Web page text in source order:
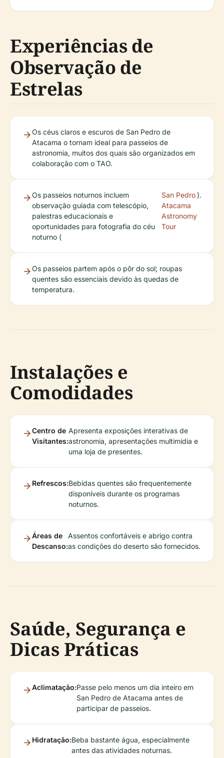
Experiências de
Observação de
Estrelas
Os céus claros e escuros de San Pedro de
Atacama o tornam ideal para passeios de
astronomia, muitos dos quais são organizados em
colaboração com o TAO.
Os passeios noturnos incluem
observação guiada com telescópio,
palestras educacionais e
oportunidades para fotografia do céu
noturno (
San Pedro
Atacama
Astronomy
Tour
).
Os passeios partem após o pôr do sol; roupas
quentes são essenciais devido às quedas de
temperatura.
Instalações e
Comodidades
Centro de
Visitantes:
Apresenta exposições interativas de
astronomia, apresentações multimídia e
uma loja de presentes.
Refrescos:Bebidas quentes são frequentemente
disponíveis durante os programas
noturnos.
Áreas de
Descanso:
Assentos confortáveis e abrigo contra
as condições do deserto são fornecidos.
Saúde, Segurança e
Dicas Práticas
Aclimatação:Passe pelo menos um dia inteiro em
San Pedro de Atacama antes de
participar de passeios.
Hidratação:Beba bastante água, especialmente
antes das atividades noturnas.